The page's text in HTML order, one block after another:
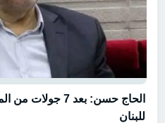
الحاج حسن: بعد 7
للبنان